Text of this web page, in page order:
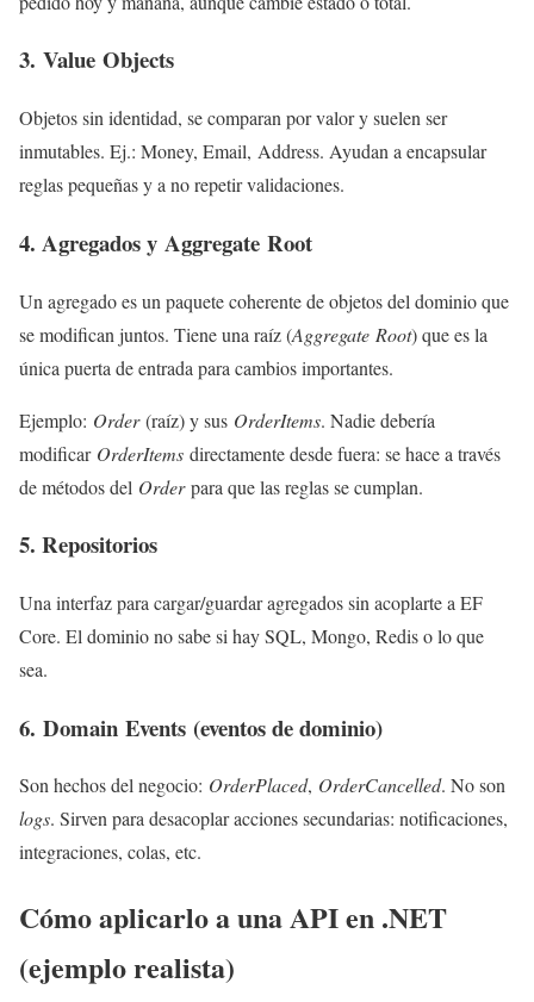
3. Value Objects
Objetos sin identidad, se comparan por valor y suelen ser
inmutables. Ej.: Money, Email, Address. Ayudan a encapsular
reglas pequeñas y a no repetir validaciones.
4. Agregados y Aggregate Root
Un agregado es un paquete coherente de objetos del dominio que
se modifican juntos. Tiene una raíz (Aggregate Root) que es la
única puerta de entrada para cambios importantes.
Ejemplo: Order(raíz) y sus OrderItems. Nadie debería
modificar OrderItems directamente desde fuera: se hace a través
de métodos del Orderpara que las reglas se cumplan.
5. Repositorios
Una interfaz para cargar/guardar agregados sin acoplarte a EF
Core. El dominio no sabe si hay SQL, Mongo, Redis o lo que
sea.
6. Domain Events (eventos de dominio)
Son hechos del negocio: OrderPlaced, OrderCancelled. No son
logs. Sirven para desacoplar acciones secundarias: notificaciones,
integraciones, colas, etc.
Cómo aplicarlo a una API en .NET
(ejemplo realista)